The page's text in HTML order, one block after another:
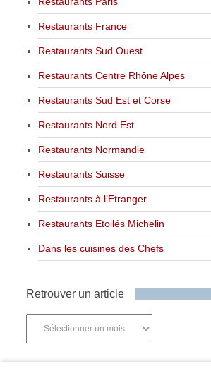
Restaurants France
Restaurants Sud Ouest
Restaurants Centre Rhône Alpes
Restaurants Sud Est et Corse
Restaurants Nord Est
Restaurants Normandie
Restaurants Suisse
Restaurants à l’Etranger
Restaurants Etoilés Michelin
Dans les cuisines des Chefs
Retrouver un article